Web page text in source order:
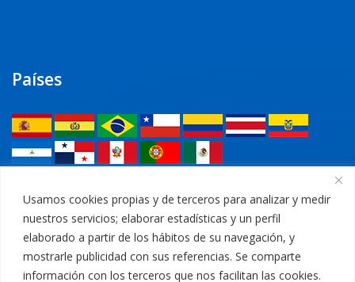
Usamos cookies propias y de terceros para analizar y medir
nuestros servicios; elaborar estadísticas y un perfil
elaborado a partir de los hábitos de su navegación, y
mostrarle publicidad con sus referencias. Se comparte
información con los terceros que nos facilitan las cookies.
Países
Legal
Política de privacidad
Aviso Legal